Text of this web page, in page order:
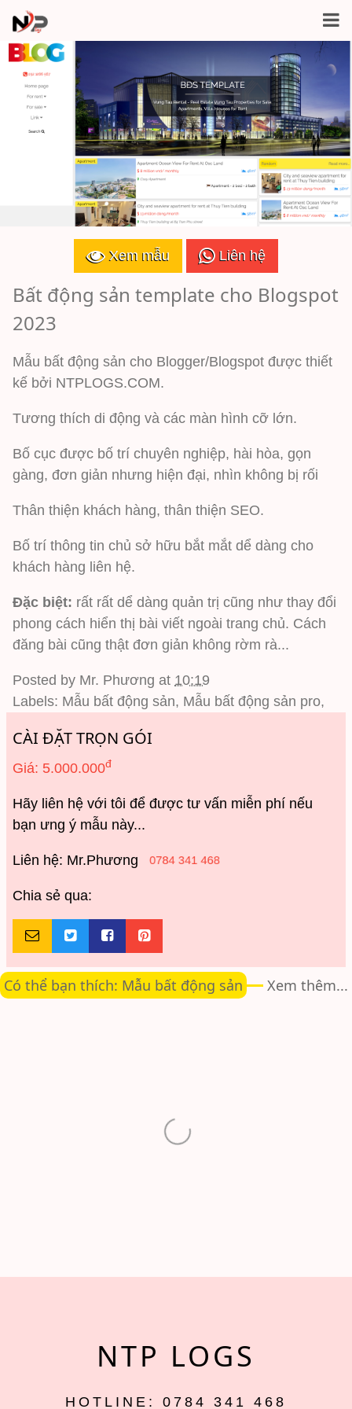
Xem mẫu Liên hệ
Bất động sản template cho Blogspot
2023
Mẫu bất động sản cho Blogger/Blogspot được thiết
kế bởi NTPLOGS.COM.
Tương thích di động và các màn hình cỡ lớn.
Bố cục được bố trí chuyên nghiệp, hài hòa, gọn
gàng, đơn giản nhưng hiện đại, nhìn không bị rối
Thân thiện khách hàng, thân thiện SEO.
Bố trí thông tin chủ sở hữu bắt mắt dể dàng cho
khách hàng liên hệ.
Đặc biệt: rất rất dể dàng quản trị cũng như thay đổi
phong cách hiển thị bài viết ngoài trang chủ. Cách
đăng bài cũng thật đơn giản không rờm rà...
Posted by Mr. Phương at 10:19
Labels: Mẫu bất động sản, Mẫu bất động sản pro,
CÀI ĐẶT TRỌN GÓI
Giá: 5.000.000đ
Hãy liên hệ với tôi để được tư vấn miễn phí nếu
bạn ưng ý mẫu này...
Liên hệ: Mr.Phương 0784 341 468
Chia sẻ qua:
Có thể bạn thích: Mẫu bất động sản Xem thêm...
NTP LOGS
HOTLINE: 0784 341 468